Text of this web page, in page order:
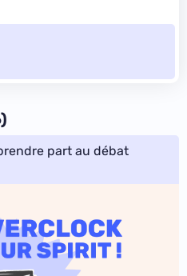
part au débat